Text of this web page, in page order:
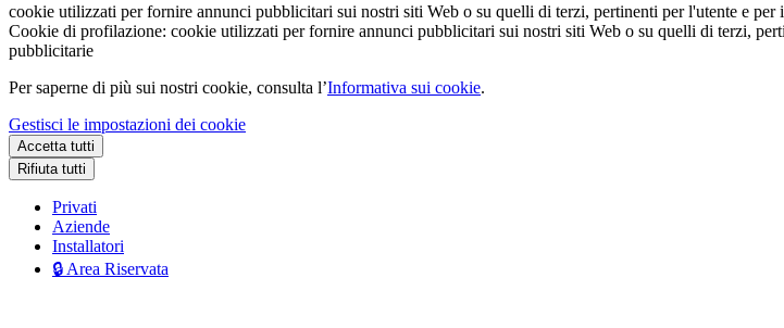
cookie utilizzati per fornire annunci pubblicitari sui nostri siti Web o su quelli di terzi, pertinenti per l'utente e
Cookie di profilazione: cookie utilizzati per fornire annunci pubblicitari sui nostri siti Web o su quelli di terzi,
pubblicitarie
Per saperne di più sui nostri cookie, consulta l’Informativa sui cookie.
Gestisci le impostazioni dei cookie
Accetta tutti
Rifiuta tutti
Privati
Aziende
Installatori
🔒 Area Riservata